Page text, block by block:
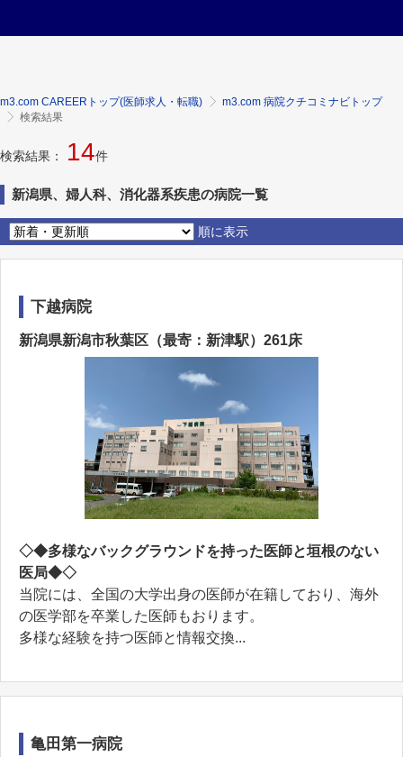
m3.com CAREERトップ(医師求人・転職)
m3.com 病院クチコミナビトップ
検索結果
検索結果： 14件
新潟県、婦人科、消化器系疾患の病院一覧
順に表示
下越病院
新潟県新潟市秋葉区（最寄：新津駅）261床
◇◆多様なバックグラウンドを持った医師と垣根のない
医局◆◇
当院には、全国の大学出身の医師が在籍しており、海外
の医学部を卒業した医師もおります。
多様な経験を持つ医師と情報交換...
亀田第一病院